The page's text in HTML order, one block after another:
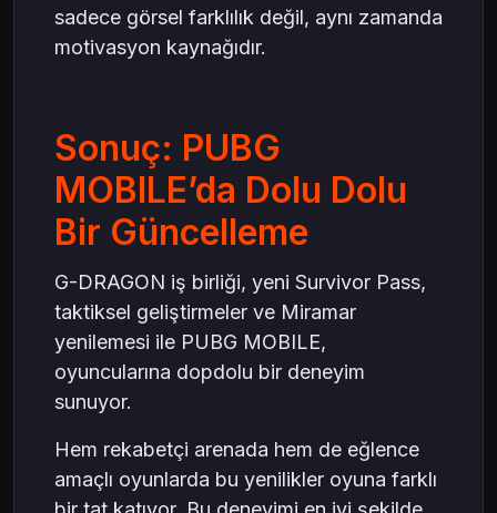
sadece görsel farklılık değil, aynı zamanda
motivasyon kaynağıdır.
Sonuç: PUBG
MOBILE’da Dolu Dolu
Bir Güncelleme
G-DRAGON iş birliği, yeni Survivor Pass,
taktiksel geliştirmeler ve Miramar
yenilemesi ile PUBG MOBILE,
oyuncularına dopdolu bir deneyim
sunuyor.
Hem rekabetçi arenada hem de eğlence
amaçlı oyunlarda bu yenilikler oyuna farklı